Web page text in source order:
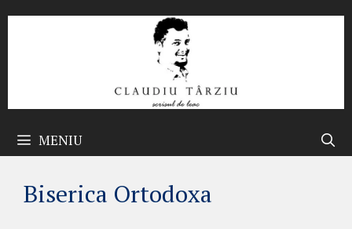
MENIU
Biserica Ortodoxa